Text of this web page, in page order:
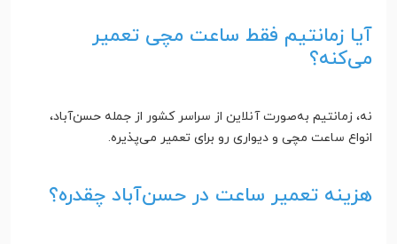
آیا زمانتیم فقط ساعت مچی تعمیر
می‌کنه؟
نه، زمانتیم به‌صورت آنلاین از سراسر کشور از جمله حسن‌آباد،
انواع ساعت مچی و دیواری رو برای تعمیر می‌پذیره.
هزینه تعمیر ساعت در حسن‌آباد چقدره؟